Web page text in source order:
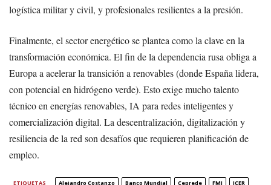
logística militar y civil, y profesionales resilientes a la presión.
Finalmente, el sector energético se plantea como la clave en la
transformación económica. El fin de la dependencia rusa obliga a
Europa a acelerar la transición a renovables (donde España lidera,
con potencial en hidrógeno verde). Esto exige mucho talento
técnico en energías renovables, IA para redes inteligentes y
comercialización digital. La descentralización, digitalización y
resiliencia de la red son desafíos que requieren planificación de
empleo.
ETIQUETAS Alejandro Costanzo Banco Mundial Ceprede FMI
ICER